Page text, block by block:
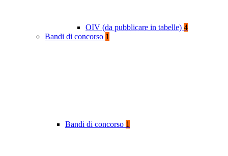
OIV (da pubblicare in tabelle) 4
Bandi di concorso 1
Bandi di concorso 1